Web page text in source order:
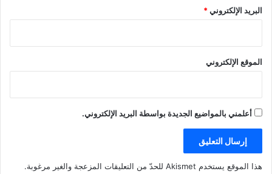
البريد الإلكتروني*
الموقع الإلكتروني
أعلمني بالمواضيع الجديدة بواسطة البريد الإلكتروني.
هذا الموقع يستخدم Akismet للحدّ من التعليقات المزعجة والغير مرغوبة.